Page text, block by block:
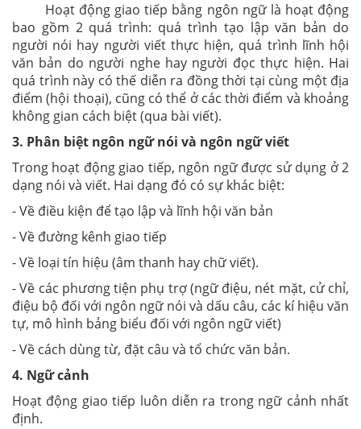
Hoạt động giao tiếp bằng ngôn ngữ là hoạt động
bao gồm 2 quá trình: quá trình tạo lập văn bản do
người nói hay người viết thực hiện, quá trình lĩnh hội
văn bản do người nghe hay người đọc thực hiện. Hai
quá trình này có thế diễn ra đồng thời tại cùng một địa
điểm (hội thoại), cũng có thể ở các thời điểm và khoảng
không gian cách biệt (qua bài viết).
3. Phân biệt ngôn ngữ nói và ngôn ngữ viết
Trong hoạt động giao tiếp, ngôn ngữ được sử dụng ở 2
dạng nói và viết. Hai dạng đó có sự khác biệt:
- Về điều kiện để tạo lập và lĩnh hội văn bản
- Về đường kênh giao tiếp
- Về loại tín hiệu (âm thanh hay chữ viết).
- Về các phương tiện phụ trợ (ngữ điệu, nét mặt, cử chỉ,
điệu bộ đối với ngôn ngữ nói và dấu câu, các kí hiệu văn
tự, mô hình bảng biểu đối với ngôn ngữ viết)
- Về cách dùng từ, đặt câu và tổ chức văn bản.
4. Ngữ cảnh
Hoạt động giao tiếp luôn diễn ra trong ngữ cảnh nhất
định.